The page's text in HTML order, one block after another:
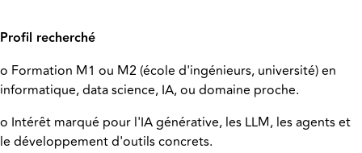
Profil recherché
o Formation M1 ou M2 (école d'ingénieurs, université) en
informatique, data science, IA, ou domaine proche.
o Intérêt marqué pour l'IA générative, les LLM, les agents et
le développement d'outils concrets.